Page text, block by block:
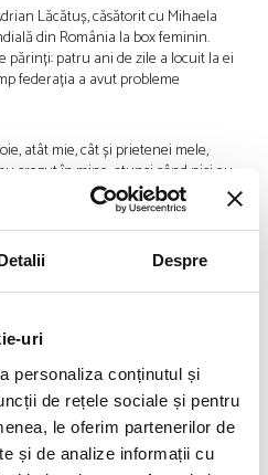
Despre
uri
personaliza conținutul și
de rețele sociale și pentru
le oferim partenerilor de
și de analize informații cu
Lăcătuș, căsătorit cu Mihaela
din România la box feminin.
părinți: patru ani de zile a locuit la ei
federația a avut probleme
atât mie, cât și prietenei mele,
crezut în mine, atunci când nici eu
visul și să mă facă să cred în
a spus că-și dorește să-l vadă pe
unele mai bune, altele mai
când nu reușeam să ne atingem
calificarea la Olimpiadă, i-am cerut
enorm că datorită performanțelor
lui.”